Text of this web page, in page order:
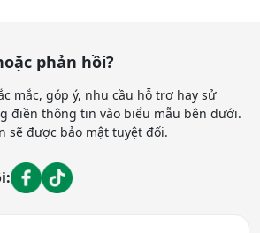
phản hồi?
mắc, góp ý, nhu cầu hỗ trợ hay sử
điền thông tin vào biểu mẫu bên dưới.
sẽ được bảo mật tuyệt đối.